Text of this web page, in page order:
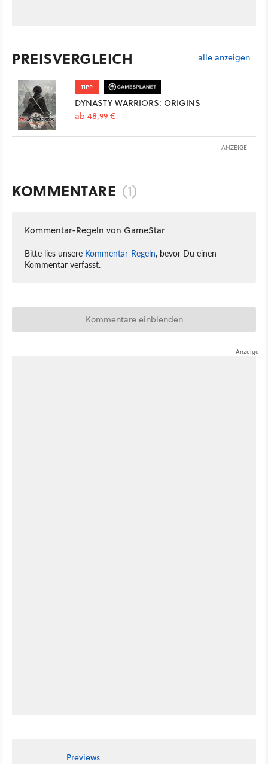
PREISVERGLEICH alle anzeigen
TIPP
DYNASTY WARRIORS: ORIGINS
ab 48,99 €
ANZEIGE
KOMMENTARE (1)
Kommentar-Regeln von GameStar
Bitte lies unsere Kommentar-Regeln, bevor Du einen
Kommentar verfasst.
Kommentare einblenden
Previews